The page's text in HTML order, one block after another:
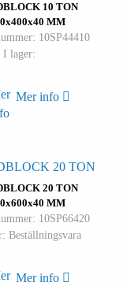
10 TON
MM
10SP44410
I lager:
Mer info
20 TON
MM
10SP66420
Beställningsvara
Mer info